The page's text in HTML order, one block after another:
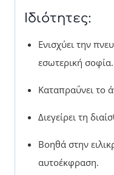
Ιδιότητες:
Ενισχύει την
εσωτερική σοφία.
Καταπραΰνει το
Διεγείρει τη
Βοηθά στην
αυτοέκφραση.